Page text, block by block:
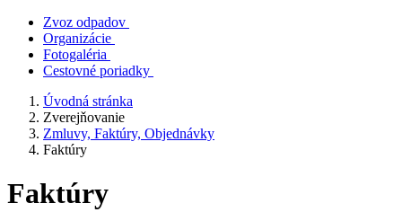
Zvoz odpadov
Organizácie
Fotogaléria
Cestovné poriadky
Úvodná stránka
Zverejňovanie
Zmluvy, Faktúry, Objednávky
Faktúry
Faktúry